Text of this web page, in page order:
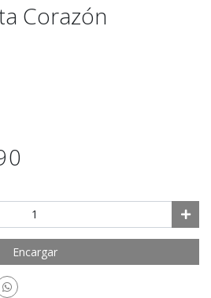
Corazón
Encargar